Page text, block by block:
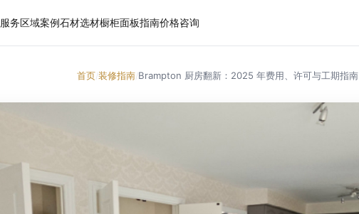
服务区域案例石材选材橱柜面板指南价格咨询
首页/装修指南/ Brampton 厨房翻新：2025 年费用、许可与工期指南